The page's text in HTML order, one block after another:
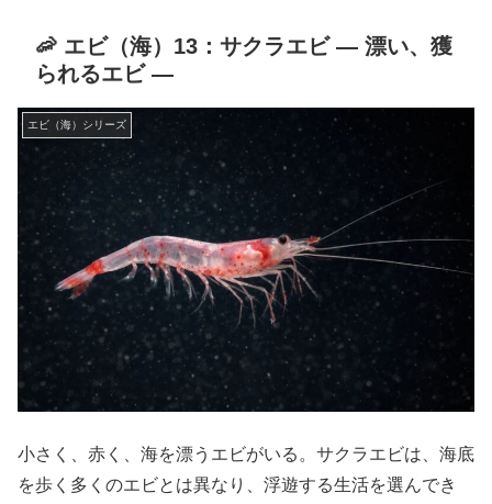
🦐 エビ（海）13：サクラエビ ― 漂い、獲
られるエビ ―
エビ（海）シリーズ
小さく、赤く、海を漂うエビがいる。サクラエビは、海底
を歩く多くのエビとは異なり、浮遊する生活を選んでき